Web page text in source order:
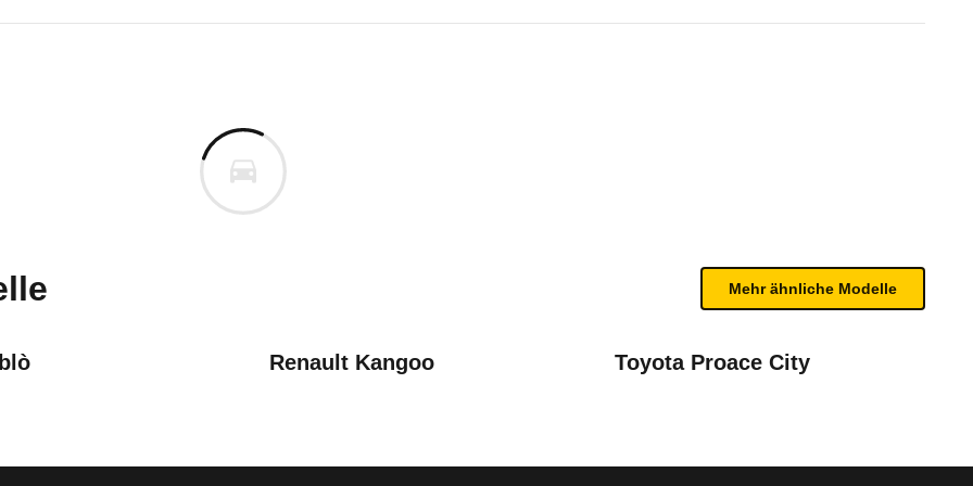
Lassen Sie uns gerne wissen, wenn Sie Probleme mit Ihrem Fahrzeug haben. Ihre
Renault Kangoo Toyota Proace City
Mehr ähnliche Modelle